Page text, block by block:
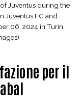
Juventus during the
Juventus FC and
06, 2024 in Turin,
per il